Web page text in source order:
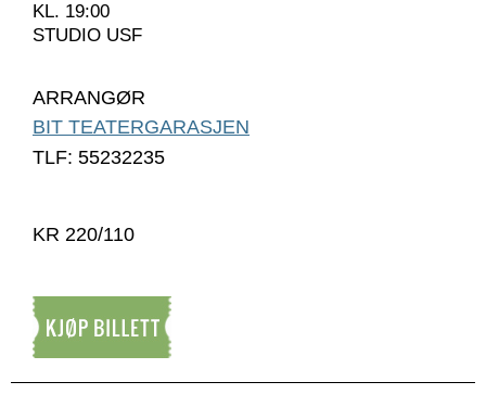
KL. 19:00
STUDIO USF
ARRANGØR
BIT TEATERGARASJEN
TLF: 55232235
KR 220/110